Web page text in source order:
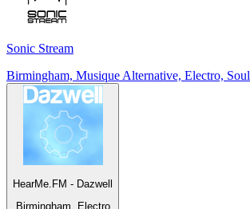
Sonic Stream
Birmingham, Musique Alternative, Electro, Soul
HearMe.FM - Dazwell
Birmingham, Electro